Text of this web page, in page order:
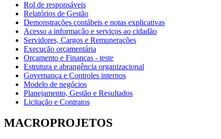
Rol de responsáveis
Relatórios de Gestão
Demonstrações contábeis e notas explicativas
Acesso a informação e serviços ao cidadão
Servidores, Cargos e Remunerações
Execução orçamentária
Orçamento e Finanças - teste
Estrutura e abrangência organizacional
Governança e Controles internos
Modelo de negócios
Planejamento, Gestão e Resultados
Licitação e Contratos
MACROPROJETOS